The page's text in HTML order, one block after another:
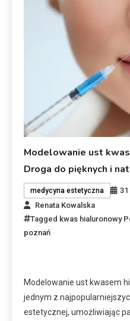
Modelowanie ust
Droga do pięknych i
medycyna estetyczna
Renata Kowalska
Tagged kwas hialuronowy
poznań
Modelowanie ust kwasem
jednym z
estetycznej, umożliwiając